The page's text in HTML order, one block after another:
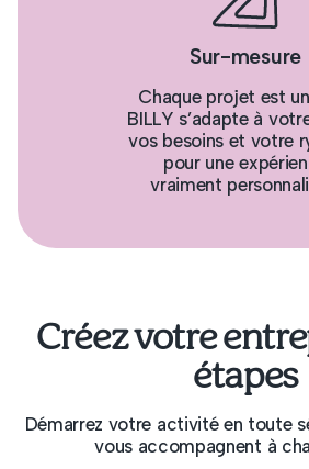
Sur-mesure
Chaque projet est
BILLY s’adapte à
vos besoins et votre
pour une
vraiment
Créez votre
étapes
Démarrez votre activité en toute
vous accompagnent à